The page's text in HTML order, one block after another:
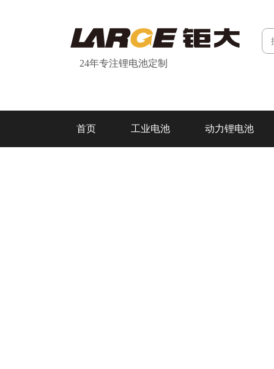
24年专注锂电池定制
首页 工业电池 动力锂电池